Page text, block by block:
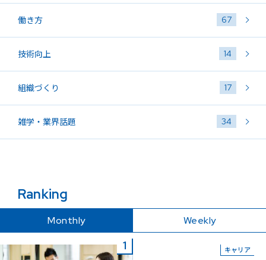
働き方 67
技術向上 14
組織づくり 17
雑学・業界話題 34
Ranking
Monthly Weekly
キャリア